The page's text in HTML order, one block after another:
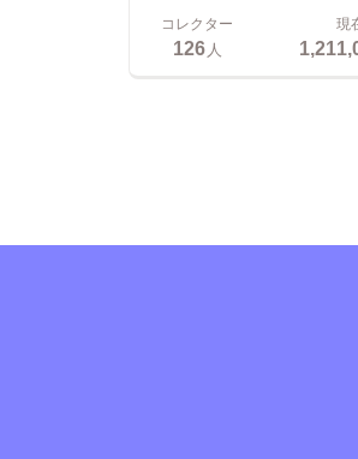
コレクター
126人
現